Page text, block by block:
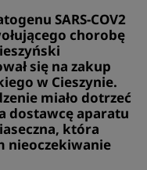
SARS-COV2
chorobę
się na zakup
w Cieszynie.
miało dotrzeć
dostawcę aparatu
która
nieoczekiwanie